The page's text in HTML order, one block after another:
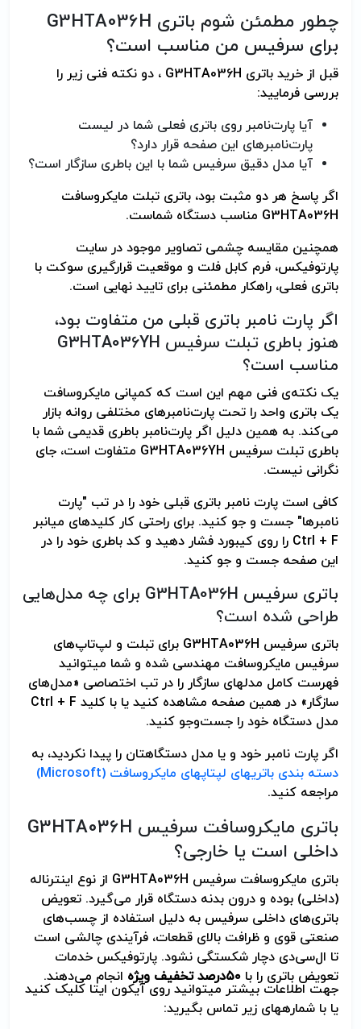
چطور مطمئن شوم باتری G3HTA036H
برای سرفیس من مناسب است؟
قبل از خرید باتری G3HTA036H ، دو نکته فنی زیر را
بررسی فرمایید:
آیا پارت‌نامبر روی باتری فعلی شما در لیست
پارت‌نامبرهای این صفحه قرار دارد؟
آیا مدل دقیق سرفیس شما با این باطری سازگار است؟
اگر پاسخ هر دو مثبت بود، باتری تبلت مایکروسافت
G3HTA036H مناسب دستگاه شماست.
همچنین مقایسه چشمی تصاویر موجود در سایت
پارتوفیکس، فرم کابل فلت و موقعیت قرارگیری سوکت با
باتری فعلی، راهکار مطمئنی برای تایید نهایی است.
اگر پارت نامبر باتری قبلی من متفاوت بود،
هنوز باطری تبلت سرفیس G3HTA036YH
مناسب است؟
یک نکته‌ی فنی مهم این است که کمپانی مایکروسافت
یک باتری واحد را تحت پارت‌نامبرهای مختلفی روانه بازار
می‌کند. به همین دلیل اگر پارت‌نامبر باطری قدیمی شما با
باطری تبلت سرفیس G3HTA036YH متفاوت است، جای
نگرانی نیست.
کافی است پارت نامبر باتری قبلی خود را در تب "پارت
نامبرها" جست و جو کنید. برای راحتی کار کلیدهای میانبر
Ctrl + F را روی کیبورد فشار دهید و کد باطری خود را در
این صفحه جست و جو کنید.
باتری سرفیس G3HTA036H برای چه مدل‌هایی
طراحی شده است؟
باتری سرفیس G3HTA036H برای تبلت و لپ‌تاپ‌های
سرفیس مایکروسافت مهندسی شده و شما می­توانید
فهرست کامل مدلهای سازگار را در تب اختصاصی «مدل‌های
سازگار» در همین صفحه مشاهده کنید یا با کلید Ctrl + F
مدل دستگاه خود را جست‌وجو کنید.
اگر پارت نامبر خود و یا مدل دستگاهتان را پیدا نکردید، به
دسته بندی باتریهای لپتاپهای مایکروسافت (Microsoft)
مراجعه کنید.
باتری مایکروسافت سرفیس G3HTA036H
داخلی است یا خارجی؟
باتری مایکروسافت سرفیس G3HTA036H از نوع اینترناله
(داخلی) بوده و درون بدنه دستگاه قرار می‌گیرد. تعویض
باتری‌های داخلی سرفیس به دلیل استفاده از چسب‌های
صنعتی قوی و ظرافت بالای قطعات، فرآیندی چالشی است
تا ال‌سی‌دی دچار شکستگی نشود. پارتوفیکس خدمات
تعویض باتری را با ۵۰درصد تخفیف ویژه انجام می‌دهند.
جهت اطلاعات بیشتر می­توانید روی آیکون ایتا کلیک کنید
یا با شماره­های زیر تماس بگیرید: